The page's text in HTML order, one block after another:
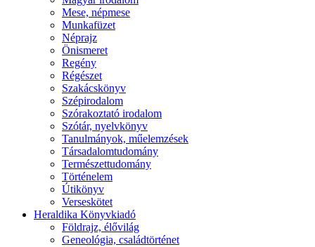
Mese, népmese
Munkafüzet
Néprajz
Önismeret
Regény
Régészet
Szakácskönyv
Szépirodalom
Szórakoztató irodalom
Szótár, nyelvkönyv
Tanulmányok, műelemzések
Társadalomtudomány
Természettudomány
Történelem
Útikönyv
Verseskötet
Heraldika Könyvkiadó
Földrajz, élővilág
Geneológia, családtörténet